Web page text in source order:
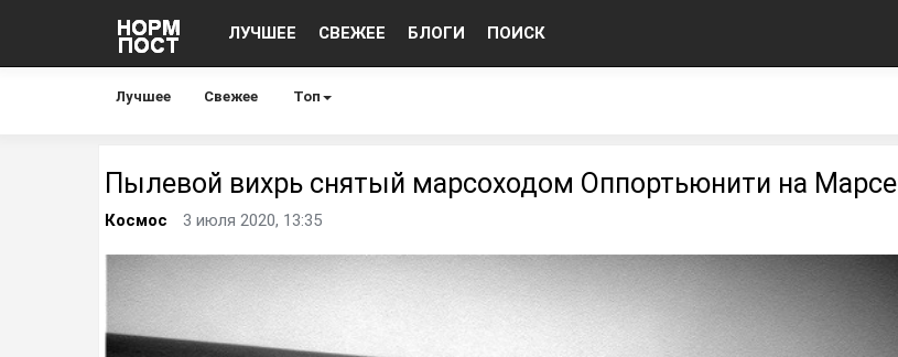
ЛУЧШЕЕ СВЕЖЕЕ БЛОГИ ПОИСК
Лучшее Свежее Топ
Пылевой вихрь снятый марсоходом Оппортьюнити на Марсе
Космос 3 июля 2020, 13:35